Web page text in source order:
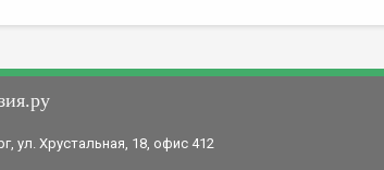
ул. Хрустальная, 18, офис 412